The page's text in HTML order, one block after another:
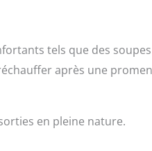
tels que des
après une
en pleine nature.